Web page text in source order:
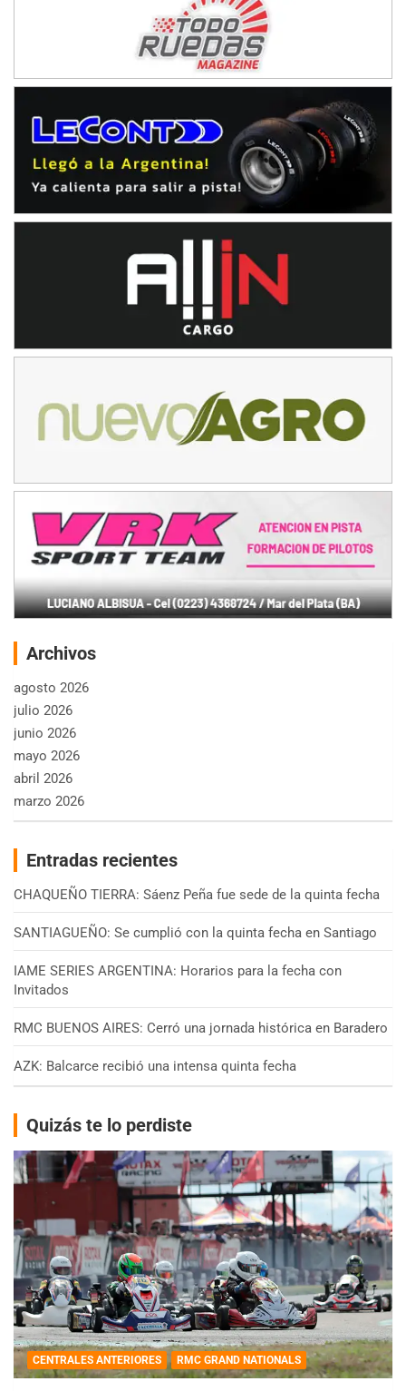
Archivos
agosto 2026
julio 2026
junio 2026
mayo 2026
abril 2026
marzo 2026
Entradas recientes
CHAQUEÑO TIERRA: Sáenz Peña fue sede de la quinta fecha
SANTIAGUEÑO: Se cumplió con la quinta fecha en Santiago
IAME SERIES ARGENTINA: Horarios para la fecha con
Invitados
RMC BUENOS AIRES: Cerró una jornada histórica en Baradero
AZK: Balcarce recibió una intensa quinta fecha
Quizás te lo perdiste
CENTRALES ANTERIORES RMC GRAND NATIONALS